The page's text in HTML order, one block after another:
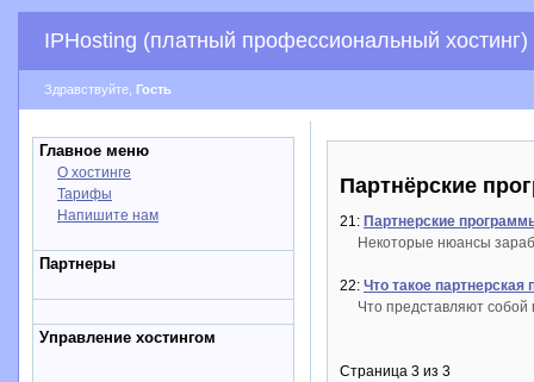
IPHosting (платный профессиональный хостинг)
Здравствуйте, Гость
Главное меню
О хостинге
Тарифы
Напишите нам
Партнеры
Управление хостингом
Партнёрские
21: Партнерские
Некоторые нюансы
22: Что такое партнерская
Что представляют
Страница 3 из 3